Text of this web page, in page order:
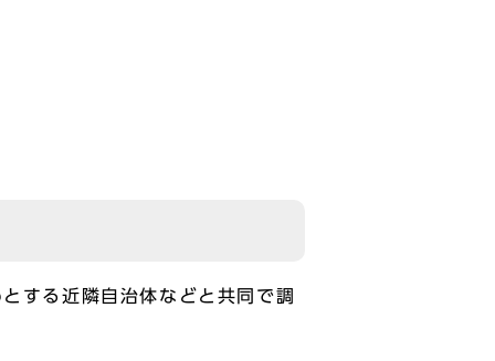
する近隣自治体などと共同で調